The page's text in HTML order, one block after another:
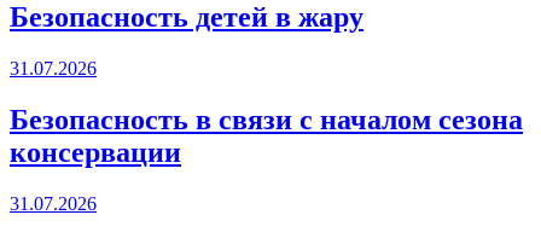
Безопасность детей в жару
31.07.2026
Безопасность в связи с началом сезона
консервации
31.07.2026